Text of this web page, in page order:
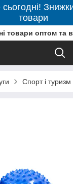
товари
товари оптом та
Спорт і туризм